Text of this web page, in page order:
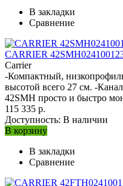
В закладки
Сравнение
CARRIER
Carrier
-Компактный,
высотой всего 27 см. -
42SMH просто и быстро
115 335 р.
Доступность: В наличии
В корзину
В закладки
Сравнение